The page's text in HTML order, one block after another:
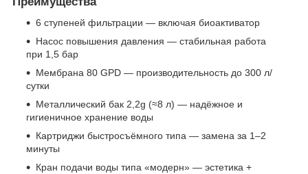
6 ступеней фильтрации — включая биоактиватор
Насос повышения давления — стабильная работа
при 1,5 бар
Мембрана 80 GPD — производительность до 300 л/
сутки
Металлический бак 2,2g (≈8 л) — надёжное и
гигиеничное хранение воды
Картриджи быстросъёмного типа — замена за 1–2
минуты
Кран подачи воды типа «модерн» — эстетика +